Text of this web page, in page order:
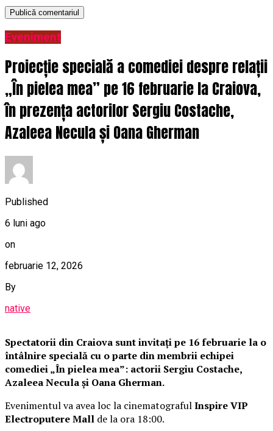
Eveniment
Proiecție specială a comediei despre relații
„În pielea mea” pe 16 februarie la Craiova,
în prezența actorilor Sergiu Costache,
Azaleea Necula și Oana Gherman
Published
6 luni ago
on
februarie 12, 2026
By
native
Spectatorii din Craiova sunt invitați pe 16 februarie la o
întâlnire specială cu o parte din membrii echipei
comediei „În pielea mea”: actorii Sergiu Costache,
Azaleea Necula și Oana Gherman.
Evenimentul va avea loc la cinematografulInspire VIP
Electroputere Mall de la ora 18:00.